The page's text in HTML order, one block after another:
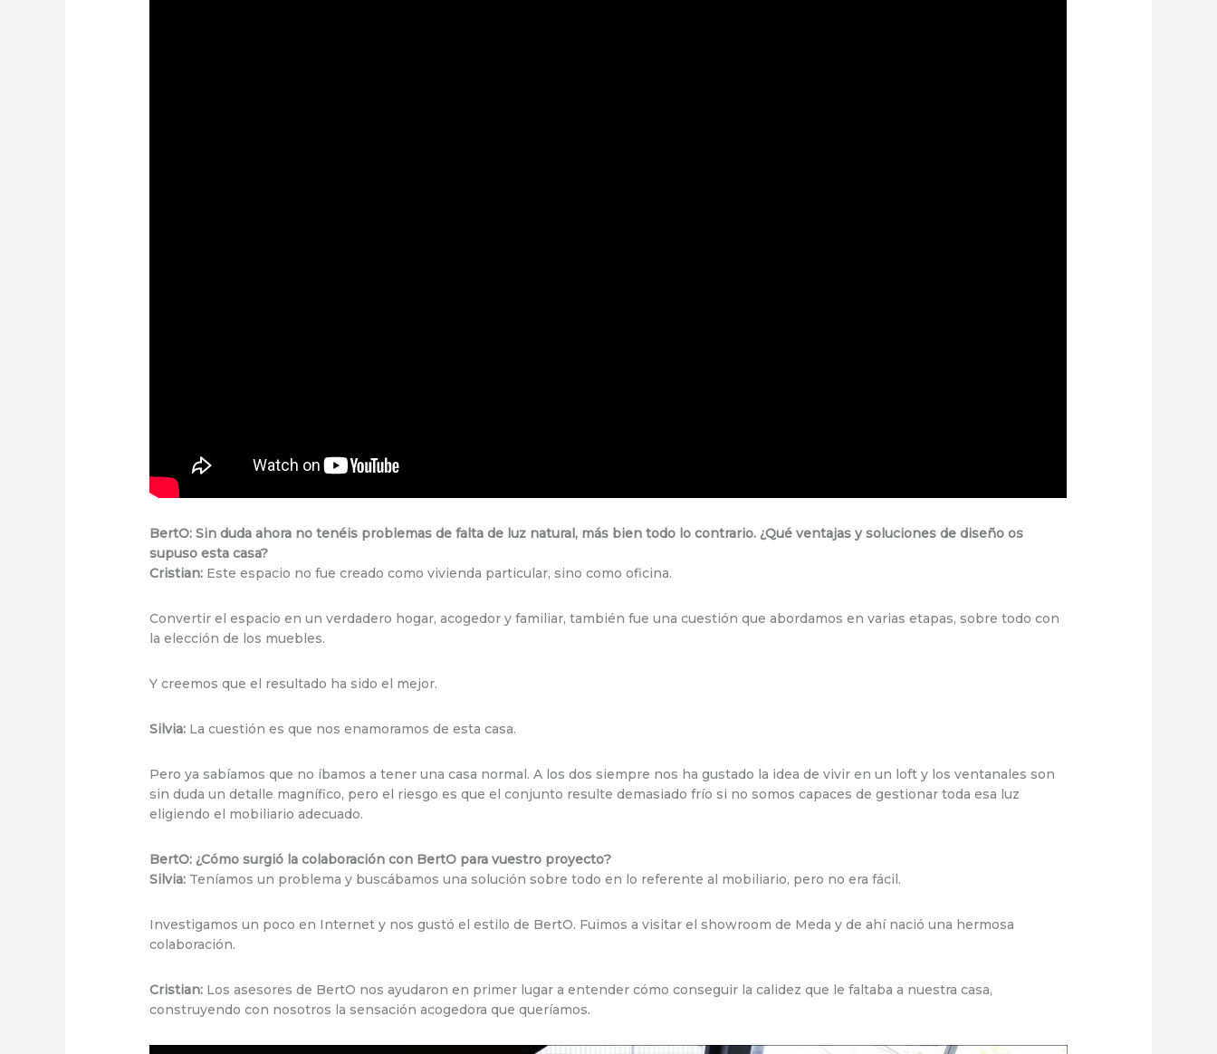
BertO: Sin duda ahora no tenéis problemas de falta de luz natural, más bien todo lo contrario. ¿Qué ventajas y soluciones de diseño os
supuso esta casa?
Cristian: Este espacio no fue creado como vivienda particular, sino como oficina.
Convertir el espacio en un verdadero hogar, acogedor y familiar, también fue una cuestión que abordamos en varias etapas, sobre todo con
la elección de los muebles.
Y creemos que el resultado ha sido el mejor.
Silvia: La cuestión es que nos enamoramos de esta casa.
Pero ya sabíamos que no íbamos a tener una casa normal. A los dos siempre nos ha gustado la idea de vivir en un loft y los ventanales son
sin duda un detalle magnífico, pero el riesgo es que el conjunto resulte demasiado frío si no somos capaces de gestionar toda esa luz
eligiendo el mobiliario adecuado.
BertO: ¿Cómo surgió la colaboración con BertO para vuestro proyecto?
Silvia: Teníamos un problema y buscábamos una solución sobre todo en lo referente al mobiliario, pero no era fácil.
Investigamos un poco en Internet y nos gustó el estilo de BertO. Fuimos a visitar el showroom de Meda y de ahí nació una hermosa
colaboración.
Cristian: Los asesores de BertO nos ayudaron en primer lugar a entender cómo conseguir la calidez que le faltaba a nuestra casa,
construyendo con nosotros la sensación acogedora que queríamos.